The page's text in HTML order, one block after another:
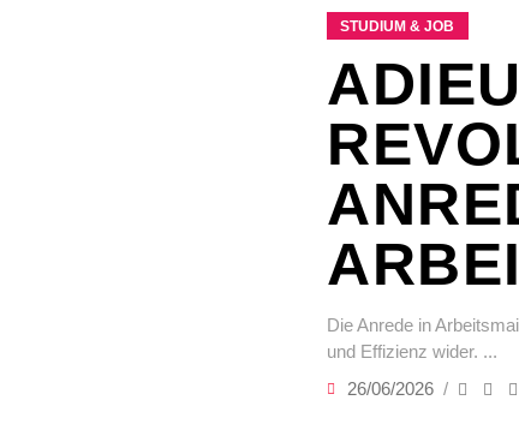
STUDIUM & JOB
Die Anrede in
und Effizienz wider.
26/06/2026